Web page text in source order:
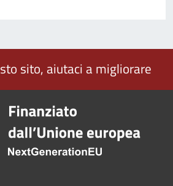
sito, aiutaci a migliorare